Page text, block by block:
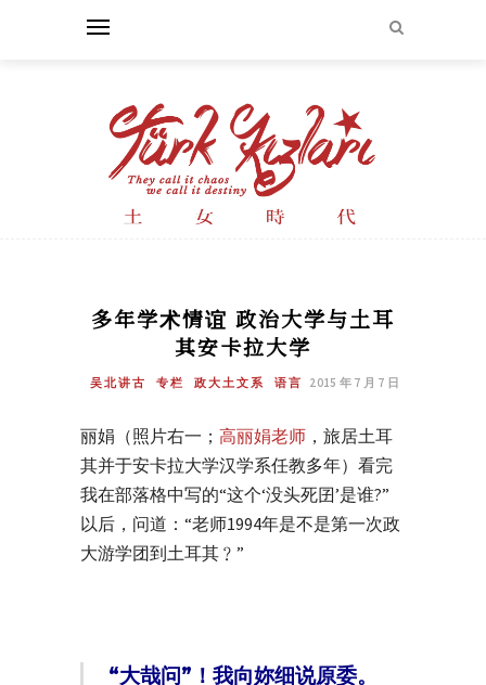
多年学术情谊 政治大学与土耳
其安卡拉大学
吴北讲古 专栏 政大土文系 语言 2015 年 7 月 7 日
丽娟（照片右一； 高丽娟老师 ，旅居土耳
其并于安卡拉大学汉学系任教多年）看完
我在部落格中写的“这个‘没头死囝’是谁?”
以后，问道：“老师1994年是不是第一次政
大游学团到土耳其﹖”
“大哉问”！我向妳细说原委。